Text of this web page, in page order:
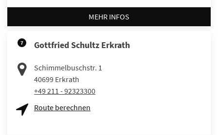
MEHR INFOS
7 Gottfried Schultz Erkrath
Schimmelbuschstr. 1
40699 Erkrath
+49 211 - 92323300
Route berechnen